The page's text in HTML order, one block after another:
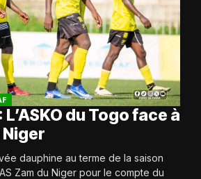
du Togo face à
Niger
dauphine au terme de la saison
Zam du Niger pour le compte du